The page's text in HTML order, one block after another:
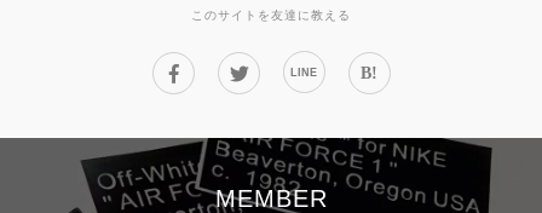
このサイトを友達に教える
LINE B!
MEMBER